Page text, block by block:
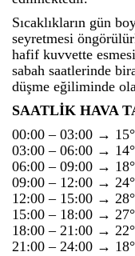
Sıcaklıkların gün
seyretmesi
hafif kuvvette
sabah saatlerinde
düşme eğiliminde
SAATLİK HAVA
00:00 – 03:00 →
03:00 – 06:00 →
06:00 – 09:00 →
09:00 – 12:00 →
12:00 – 15:00 →
15:00 – 18:00 →
18:00 – 21:00 →
21:00 – 24:00 →